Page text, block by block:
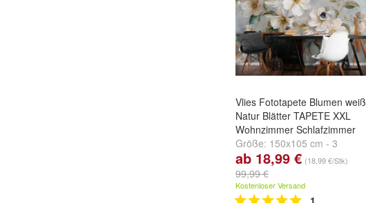
Vlies Fototapete Blumen weiß
Natur Blätter TAPETE XXL
Wohnzimmer Schlafzimmer
Größe: 150x105 cm - 3
Bahnen, 200x140 cm - 4
Bahnen
Bahnenundweitere ...
ab 18,99 € (18,99 €/Stk)
99,99 €
Kostenloser Versand
1